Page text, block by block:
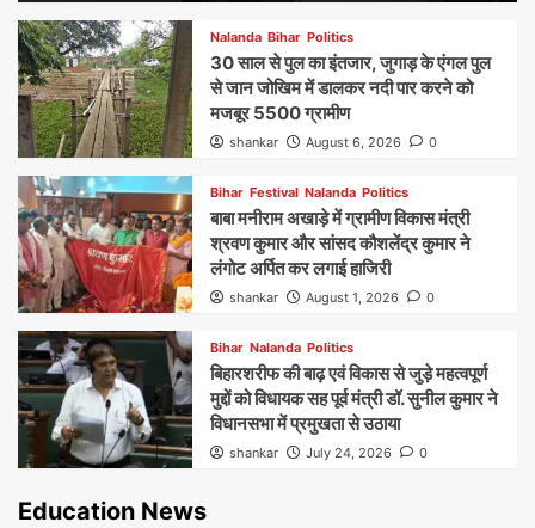
Nalanda Bihar Politics
30 साल से पुल का इंतजार, जुगाड़ के एंगल पुल
से जान जोखिम में डालकर नदी पार करने को
मजबूर 5500 ग्रामीण
shankar August 6, 2026 0
Bihar Festival Nalanda Politics
बाबा मनीराम अखाड़े में ग्रामीण विकास मंत्री
श्रवण कुमार और सांसद कौशलेंद्र कुमार ने
लंगोट अर्पित कर लगाई हाजिरी
shankar August 1, 2026 0
Bihar Nalanda Politics
बिहारशरीफ की बाढ़ एवं विकास से जुड़े महत्वपूर्ण
मुद्दों को विधायक सह पूर्व मंत्री डॉ. सुनील कुमार ने
विधानसभा में प्रमुखता से उठाया
shankar July 24, 2026 0
Education News